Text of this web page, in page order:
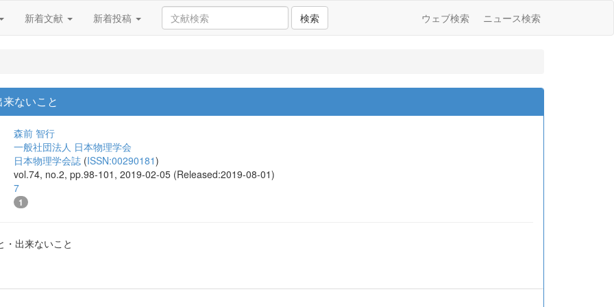
新着文献 新着投稿 検索 ウェブ検索 ニュース検索
ないこと
森前 智行
一般社団法人 日本物理学会
日本物理学会誌 (ISSN:00290181)
vol.74, no.2, pp.98-101, 2019-02-05 (Released:2019-08-01)
7
1
・出来ないこと